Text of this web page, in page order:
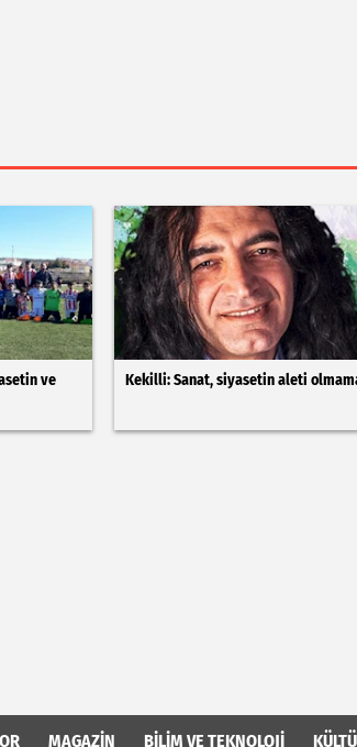
ve
Kekilli: Sanat, siyasetin aleti
MAGAZİN BİLİM VE TEKNOLOJİ